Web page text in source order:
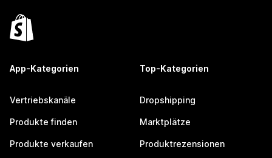
App-Kategorien
Vertriebskanäle
Produkte finden
Produkte verkaufen
Top-Kategorien
Dropshipping
Marktplätze
Produktrezensionen